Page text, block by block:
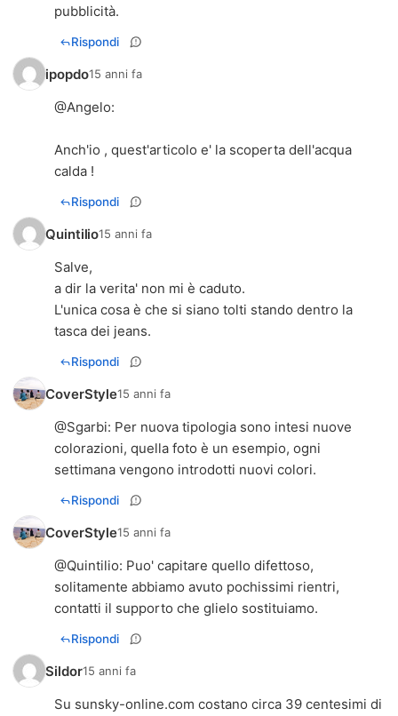
pubblicità.
Rispondi
ipopdo15 anni fa
@Angelo:
Anch'io , quest'articolo e' la scoperta dell'acqua
calda !
Rispondi
Quintilio15 anni fa
Salve,
a dir la verita' non mi è caduto.
L'unica cosa è che si siano tolti stando dentro la
tasca dei jeans.
Rispondi
CoverStyle15 anni fa
@Sgarbi: Per nuova tipologia sono intesi nuove
colorazioni, quella foto è un esempio, ogni
settimana vengono introdotti nuovi colori.
Rispondi
CoverStyle15 anni fa
@Quintilio: Puo' capitare quello difettoso,
solitamente abbiamo avuto pochissimi rientri,
contatti il supporto che glielo sostituiamo.
Rispondi
Sildor15 anni fa
Su sunsky-online.com costano circa 39 centesimi di